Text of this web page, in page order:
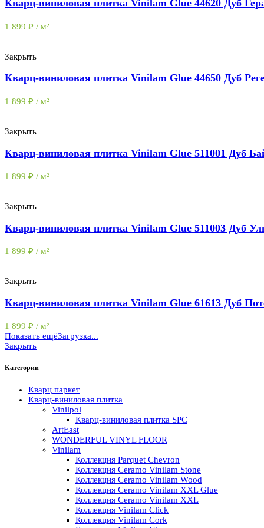
Кварц-виниловая плитка Vinilam Glue 44620 Дуб
1 899 ₽ / м²
Закрыть
Кварц-виниловая плитка Vinilam Glue 44650 Дуб
1 899 ₽ / м²
Закрыть
Кварц-виниловая плитка Vinilam Glue 511001 Дуб
1 899 ₽ / м²
Закрыть
Кварц-виниловая плитка Vinilam Glue 511003 Дуб
1 899 ₽ / м²
Закрыть
Кварц-виниловая плитка Vinilam Glue 61613 Дуб
1 899 ₽ / м²
Показать ещёЗагрузка...
Закрыть
Категории
Кварц паркет
Кварц-виниловая плитка
Vinilpol
Кварц-виниловая плитка SPC
ArtEast
WONDERFUL VINYL FLOOR
Vinilam
Коллекция Parquet Chevron
Коллекция Ceramo Vinilam Stone
Коллекция Ceramo Vinilam Wood
Коллекция Ceramo Vinilam XXL Glue
Коллекция Ceramo Vinilam XXL
Коллекция Vinilam Click
Коллекция Vinilam Cork